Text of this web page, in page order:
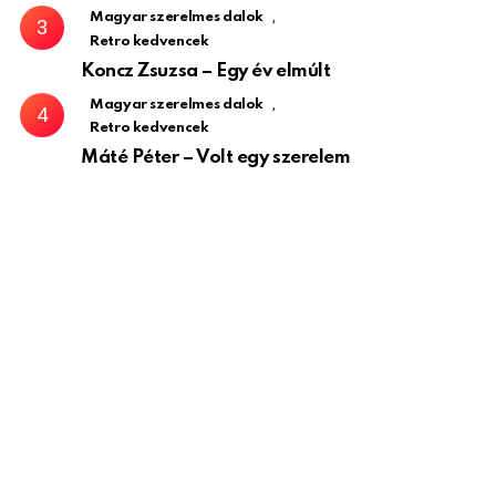
Magyar szerelmes dalok ,
Retro kedvencek
Koncz Zsuzsa – Egy év elmúlt
Magyar szerelmes dalok ,
Retro kedvencek
Máté Péter – Volt egy szerelem